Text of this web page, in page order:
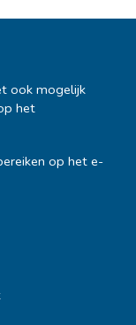
ook mogelijk
het
op het e-